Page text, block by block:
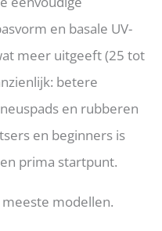
en basale UV-
meer uitgeeft (25 tot
betere
en rubberen
en beginners is
prima startpunt.
modellen.